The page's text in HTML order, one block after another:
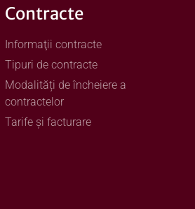
Contracte
Informaţii contracte
Tipuri de contracte
Modalități de încheiere a
contractelor
Tarife și facturare